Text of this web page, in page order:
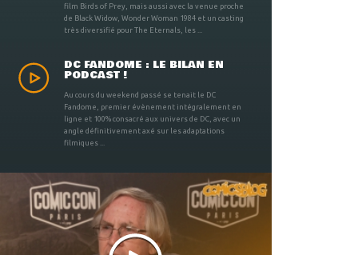
film Birds of Prey, mais aussi avec la venue proche
de Black Widow, Wonder Woman 1984 et un casting
très diversifié pour The Eternals, les ...
DC FANDOME : LE BILAN EN
PODCAST !
Au cours du weekend passé se tenait le DC
Fandome, premier évènement intégralement en
ligne et 100% consacré aux univers de DC, avec un
angle définitivement axé sur les adaptations
filmiques ...